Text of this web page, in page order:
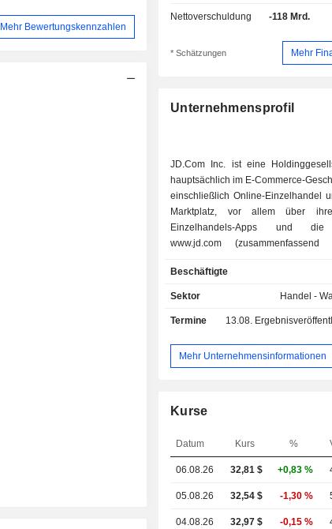
Mehr Bewertungskennzahlen
Nettoverschuldung -118 Mrd.
* Schätzungen Mehr
Unternehmensprofil
JD.Com Inc. ist eine
hauptsächlich im E-Commerce-
einschließlich Online-Einzelhandel
Marktplatz, vor allem über
Einzelhandels-Apps und die
www.jd.com
betreibt seine Geschäfte in drei
Segment „JD Retail“, zu dem JD
Einzelhandel, im Online-
tätig. Das Segment „JD
sowohl interne als auch
Delivery, JD Property,
hauptsächlich auf dem heimischen
auf ausländischen Märkten tätig.
Beschäftigte
Sektor Handel -
Termine 13.08.
Mehr Unternehmensinformationen
Kurse
Datum Kurs %
06.08.26 32,81 $ +0,83 %
05.08.26 32,54 $ -1,30 %
04.08.26 32,97 $ -0,15 %